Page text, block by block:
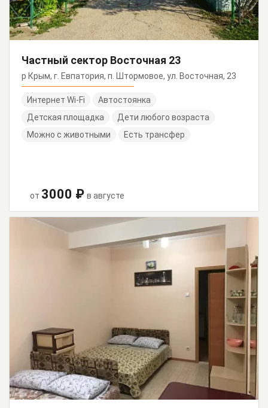
Частный сектор Восточная 23
р Крым, г. Евпатория, п. Штормовое, ул. Восточная, 23
Интернет Wi-Fi
Автостоянка
Детская площадка
Дети любого возраста
Можно с животными
Есть трансфер
от 3000 ₽ в августе